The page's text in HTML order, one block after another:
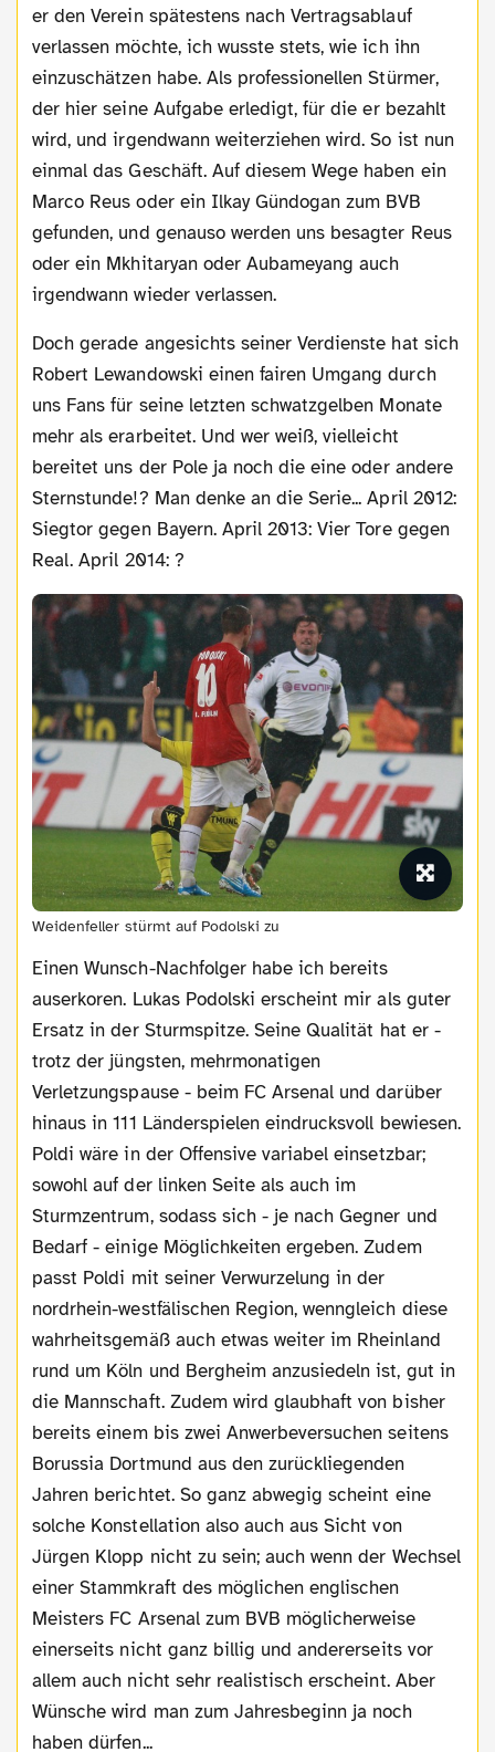
er den Verein spätestens nach Vertragsablauf
verlassen möchte, ich wusste stets, wie ich ihn
einzuschätzen habe. Als professionellen Stürmer,
der hier seine Aufgabe erledigt, für die er bezahlt
wird, und irgendwann weiterziehen wird. So ist nun
einmal das Geschäft. Auf diesem Wege haben ein
Marco Reus oder ein Ilkay Gündogan zum BVB
gefunden, und genauso werden uns besagter Reus
oder ein Mkhitaryan oder Aubameyang auch
irgendwann wieder verlassen.
Doch gerade angesichts seiner Verdienste hat sich
Robert Lewandowski einen fairen Umgang durch
uns Fans für seine letzten schwatzgelben Monate
mehr als erarbeitet. Und wer weiß, vielleicht
bereitet uns der Pole ja noch die eine oder andere
Sternstunde!? Man denke an die Serie... April 2012:
Siegtor gegen Bayern. April 2013: Vier Tore gegen
Real. April 2014: ?
Weidenfeller stürmt auf Podolski zu
Einen Wunsch-Nachfolger habe ich bereits
auserkoren. Lukas Podolski erscheint mir als guter
Ersatz in der Sturmspitze. Seine Qualität hat er -
trotz der jüngsten, mehrmonatigen
Verletzungspause - beim FC Arsenal und darüber
hinaus in 111 Länderspielen eindrucksvoll bewiesen.
Poldi wäre in der Offensive variabel einsetzbar;
sowohl auf der linken Seite als auch im
Sturmzentrum, sodass sich - je nach Gegner und
Bedarf - einige Möglichkeiten ergeben. Zudem
passt Poldi mit seiner Verwurzelung in der
nordrhein-westfälischen Region, wenngleich diese
wahrheitsgemäß auch etwas weiter im Rheinland
rund um Köln und Bergheim anzusiedeln ist, gut in
die Mannschaft. Zudem wird glaubhaft von bisher
bereits einem bis zwei Anwerbeversuchen seitens
Borussia Dortmund aus den zurückliegenden
Jahren berichtet. So ganz abwegig scheint eine
solche Konstellation also auch aus Sicht von
Jürgen Klopp nicht zu sein; auch wenn der Wechsel
einer Stammkraft des möglichen englischen
Meisters FC Arsenal zum BVB möglicherweise
einerseits nicht ganz billig und andererseits vor
allem auch nicht sehr realistisch erscheint. Aber
Wünsche wird man zum Jahresbeginn ja noch
haben dürfen...